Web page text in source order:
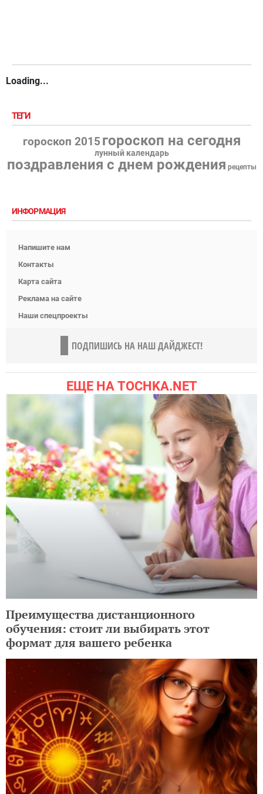
Loading...
ТЕГИ
гороскоп 2015 гороскоп на сегодня
лунный календарь
поздравления с днем рождения рецепты
ИНФОРМАЦИЯ
Напишите нам
Контакты
Карта сайта
Реклама на сайте
Наши спецпроекты
ПОДПИШИСЬ НА НАШ ДАЙДЖЕСТ!
ЕЩЕ НА TOCHKA.NET
Преимущества дистанционного
обучения: стоит ли выбирать этот
формат для вашего ребенка